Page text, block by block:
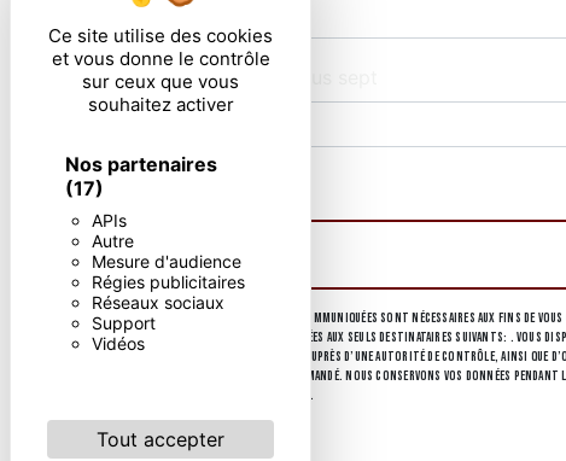
Ce site utilise des cookies
et vous donne le contrôle
sur ceux que vous
souhaitez activer
Nos partenaires
(17)
APIs
Autre
Mesure d'audience
Régies publicitaires
Réseaux sociaux
Support
Vidéos
Tout accepter
Combien font dix plus sept
** Les données personnelles communiquées sont nécessaires aux fins de
collectées seront communiquées aux seuls destinataires suivants: . Vous
d’introduire une réclamation auprès d’une autorité de contrôle, ainsi que
d'identité pourra vous être demandé. Nous conservons vos données
d’informations sur vos droits.